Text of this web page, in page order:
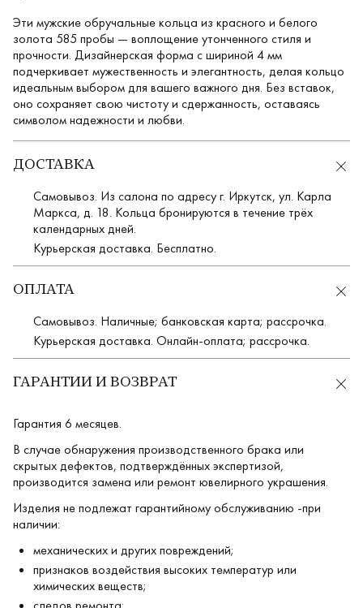
Эти мужские обручальные кольца из красного и белого
золота 585 пробы — воплощение утонченного стиля и
прочности. Дизайнерская форма с шириной 4 мм
подчеркивает мужественность и элегантность, делая кольцо
идеальным выбором для вашего важного дня. Без вставок,
оно сохраняет свою чистоту и сдержанность, оставаясь
символом надежности и любви.
ДОСТАВКА
Самовывоз. Из салона по адресу г. Иркутск, ул. Карла
Маркса, д. 18. Кольца бронируются в течение трёх
календарных дней.
Курьерская доставка. Бесплатно.
ОПЛАТА
Самовывоз. Наличные; банковская карта; рассрочка.
Курьерская доставка. Онлайн-оплата; рассрочка.
ГАРАНТИИ И ВОЗВРАТ
Гарантия 6 месяцев.
В случае обнаружения производственного брака или
скрытых дефектов, подтверждённых экспертизой,
производится замена или ремонт ювелирного украшения.
Изделия не подлежат гарантийному обслуживанию -при
наличии:
механических и других повреждений;
признаков воздействия высоких температур или
химических веществ;